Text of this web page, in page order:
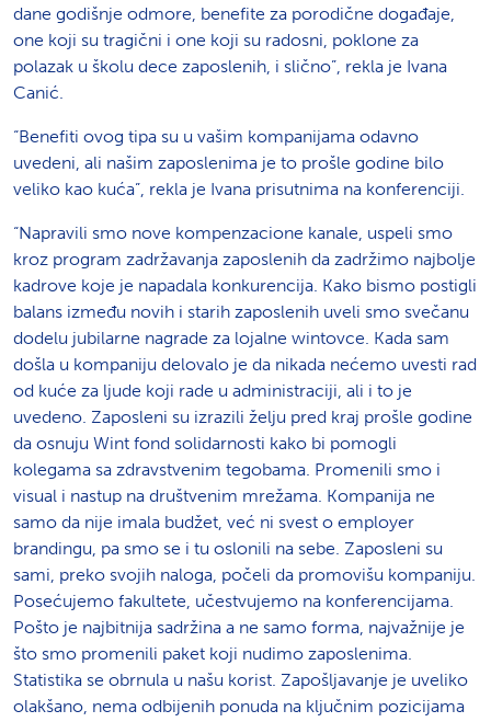
dane godišnje odmore, benefite za porodične događaje,
one koji su tragični i one koji su radosni, poklone za
polazak u školu dece zaposlenih, i slično”, rekla je Ivana
Canić.
“Benefiti ovog tipa su u vašim kompanijama odavno
uvedeni, ali našim zaposlenima je to prošle godine bilo
veliko kao kuća”, rekla je Ivana prisutnima na konferenciji.
“Napravili smo nove kompenzacione kanale, uspeli smo
kroz program zadržavanja zaposlenih da zadržimo najbolje
kadrove koje je napadala konkurencija. Kako bismo postigli
balans između novih i starih zaposlenih uveli smo svečanu
dodelu jubilarne nagrade za lojalne wintovce. Kada sam
došla u kompaniju delovalo je da nikada nećemo uvesti rad
od kuće za ljude koji rade u administraciji, ali i to je
uvedeno. Zaposleni su izrazili želju pred kraj prošle godine
da osnuju Wint fond solidarnosti kako bi pomogli
kolegama sa zdravstvenim tegobama. Promenili smo i
visual i nastup na društvenim mrežama. Kompanija ne
samo da nije imala budžet, već ni svest o employer
brandingu, pa smo se i tu oslonili na sebe. Zaposleni su
sami, preko svojih naloga, počeli da promovišu kompaniju.
Posećujemo fakultete, učestvujemo na konferencijama.
Pošto je najbitnija sadržina a ne samo forma, najvažnije je
što smo promenili paket koji nudimo zaposlenima.
Statistika se obrnula u našu korist. Zapošljavanje je uveliko
olakšano, nema odbijenih ponuda na ključnim pozicijama